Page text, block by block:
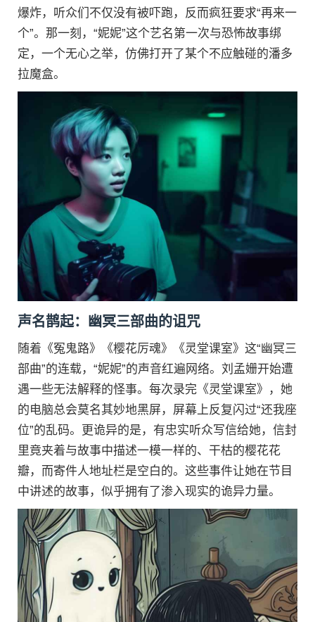
爆炸，听众们不仅没有被吓跑，反而疯狂要求“再来一
个”。那一刻，“妮妮”这个艺名第一次与恐怖故事绑
定，一个无心之举，仿佛打开了某个不应触碰的潘多
拉魔盒。
声名鹊起：幽冥三部曲的诅咒
随着《冤鬼路》《樱花厉魂》《灵堂课室》这“幽冥三
部曲”的连载，“妮妮”的声音红遍网络。刘孟姗开始遭
遇一些无法解释的怪事。每次录完《灵堂课室》，她
的电脑总会莫名其妙地黑屏，屏幕上反复闪过“还我座
位”的乱码。更诡异的是，有忠实听众写信给她，信封
里竟夹着与故事中描述一模一样的、干枯的樱花花
瓣，而寄件人地址栏是空白的。这些事件让她在节目
中讲述的故事，似乎拥有了渗入现实的诡异力量。